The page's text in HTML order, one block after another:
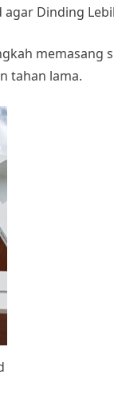
Dinding
memasang
tahan lama.